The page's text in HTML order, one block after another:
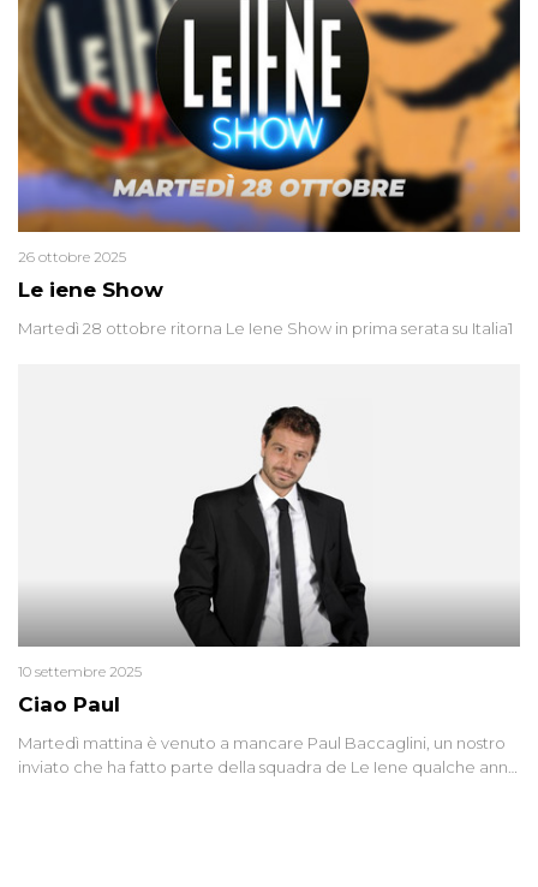
Le iene Show
26 ottobre 2025
Martedì 28 ottobre ritorna Le Iene Show in prima serata su Italia1
Ciao Paul
10 settembre 2025
Martedì mattina è venuto a mancare Paul Baccaglini, un nostro
inviato che ha fatto parte della squadra de Le Iene qualche anno